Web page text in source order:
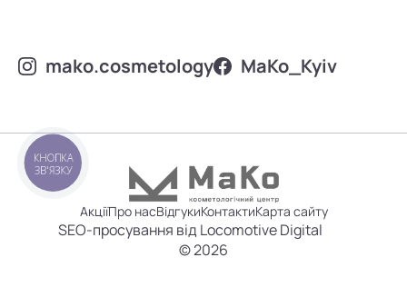
mako.cosmetology MаKo_Kyiv
АкціїПро насВідгукиКонтактиКарта сайту
SEO-просування від Locomotive Digital
© 2026
КНОПКА
ЗВ'ЯЗКУ